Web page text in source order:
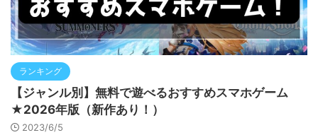
ランキング
【ジャンル別】無料で遊べるおすすめスマホゲーム
★2026年版（新作あり！）
2023/6/5